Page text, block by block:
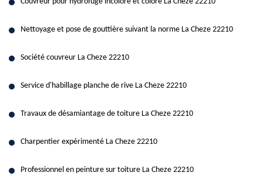
Nettoyage et pose de gouttière suivant la norme La Cheze 22210
Société couvreur La Cheze 22210
Service d'habillage planche de rive La Cheze 22210
Travaux de désamiantage de toiture La Cheze 22210
Charpentier expérimenté La Cheze 22210
Professionnel en peinture sur toiture La Cheze 22210